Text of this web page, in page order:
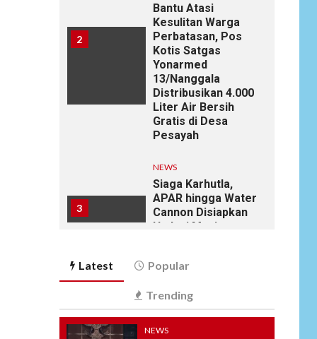
2
Bantu Atasi
Kesulitan Warga
Perbatasan, Pos
Kotis Satgas
Yonarmed
13/Nanggala
Distribusikan 4.000
Liter Air Bersih
Gratis di Desa
Pesayah
3
NEWS
Siaga Karhutla,
APAR hingga Water
Cannon Disiapkan
Hadapi Musim
Bakar Lahan
Pun
NEWS
Latest Popular
Trending
NEWS